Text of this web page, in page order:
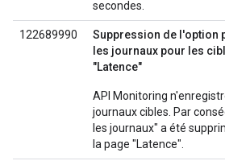
secondes.
122689990
Suppression de l'option
les journaux pour les
"Latence"
API Monitoring
journaux cibles. Par
les journaux" a été
la page "Latence".